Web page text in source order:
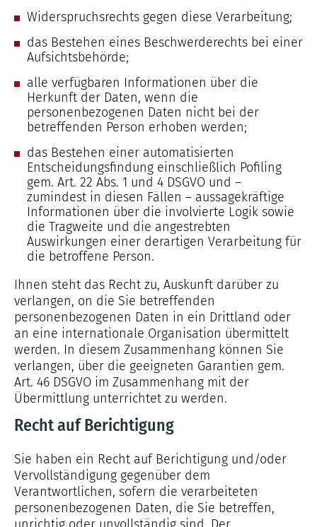
Widerspruchsrechts gegen diese Verarbeitung;
das Bestehen eines Beschwerderechts bei einer
Aufsichtsbehörde;
alle verfügbaren Informationen über die
Herkunft der Daten, wenn die
personenbezogenen Daten nicht bei der
betreffenden Person erhoben werden;
das Bestehen einer automatisierten
Entscheidungsfindung einschließlich Pofiling
gem. Art. 22 Abs. 1 und 4 DSGVO und –
zumindest in diesen Fällen – aussagekräftige
Informationen über die involvierte Logik sowie
die Tragweite und die angestrebten
Auswirkungen einer derartigen Verarbeitung für
die betroffene Person.
Ihnen steht das Recht zu, Auskunft darüber zu
verlangen, on die Sie betreffenden
personenbezogenen Daten in ein Drittland oder
an eine internationale Organisation übermittelt
werden. In diesem Zusammenhang können Sie
verlangen, über die geeigneten Garantien gem.
Art. 46 DSGVO im Zusammenhang mit der
Übermittlung unterrichtet zu werden.
Recht auf Berichtigung
Sie haben ein Recht auf Berichtigung und/oder
Vervollständigung gegenüber dem
Verantwortlichen, sofern die verarbeiteten
personenbezogenen Daten, die Sie betreffen,